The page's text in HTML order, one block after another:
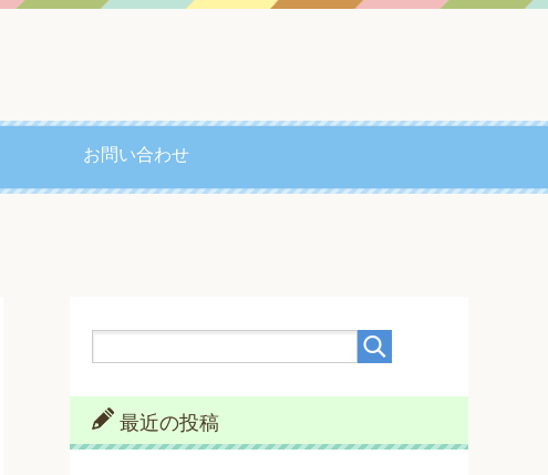
お問い合わせ
最近の投稿